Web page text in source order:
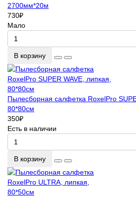
2700мм*20м
730₽
Мало
В корзину
Пылесборная салфетка RoxelPro
80*80см
350₽
Есть в наличии
В корзину